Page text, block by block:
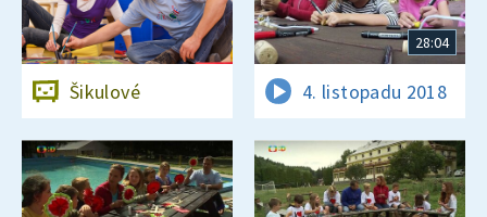
Šikulové
28:04
4. listopadu 2018